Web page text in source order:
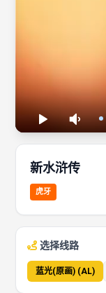
新水浒传
虎牙
选择线路
蓝光(原画) (AL)